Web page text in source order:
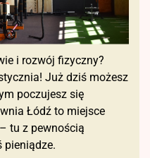
i rozwój fizyczny?
Już dziś możesz
poczujesz się
Łódź to miejsce
tu z pewnością
pieniądze.